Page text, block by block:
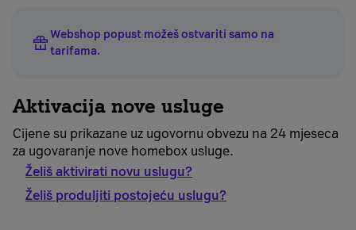
Webshop popust možeš ostvariti samo na
tarifama.
Aktivacija nove usluge
Cijene su prikazane uz ugovornu obvezu na 24 mjeseca
za ugovaranje nove homebox usluge.
Želiš aktivirati novu uslugu?
Želiš produljiti postojeću uslugu?